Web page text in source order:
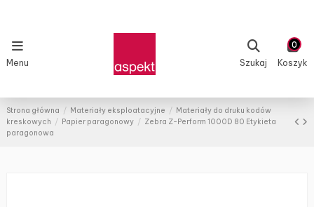
Menu Szukaj
0
Koszyk
Strona główna Materiały eksploatacyjne
Materiały do druku kodów
kreskowych
Papier paragonowy
Zebra Z-Perform 1000D 80 Etykieta
paragonowa